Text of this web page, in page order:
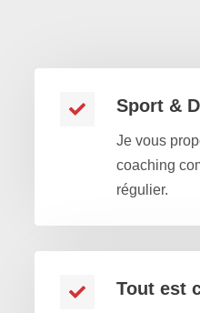
Sport &
Je vous
coaching
régulier.
Tout est